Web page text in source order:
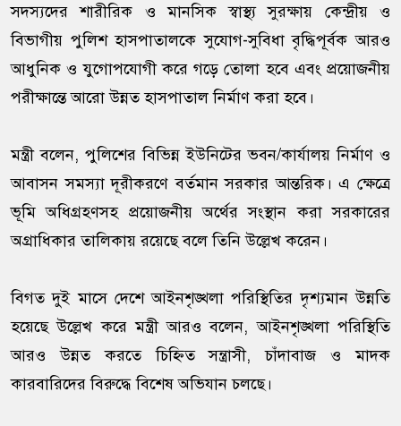
সদস্যদের শারীরিক ও মানসিক স্বাস্থ্য সুরক্ষায় কেন্দ্রীয় ও
বিভাগীয় পুলিশ হাসপাতালকে সুযোগ-সুবিধা বৃদ্ধিপূর্বক আরও
আধুনিক ও যুগোপযোগী করে গড়ে তোলা হবে এবং প্রয়োজনীয়
পরীক্ষান্তে আরো উন্নত হাসপাতাল নির্মাণ করা হবে।
মন্ত্রী বলেন, পুলিশের বিভিন্ন ইউনিটের ভবন/কার্যালয় নির্মাণ ও
আবাসন সমস্যা দূরীকরণে বর্তমান সরকার আন্তরিক। এ ক্ষেত্রে
ভূমি অধিগ্রহণসহ প্রয়োজনীয় অর্থের সংস্থান করা সরকারের
অগ্রাধিকার তালিকায় রয়েছে বলে তিনি উল্লেখ করেন।
বিগত দুই মাসে দেশে আইনশৃঙ্খলা পরিস্থিতির দৃশ্যমান উন্নতি
হয়েছে উল্লেখ করে মন্ত্রী আরও বলেন, আইনশৃঙ্খলা পরিস্থিতি
আরও উন্নত করতে চিহ্নিত সন্ত্রাসী, চাঁদাবাজ ও মাদক
কারবারিদের বিরুদ্ধে বিশেষ অভিযান চলছে।